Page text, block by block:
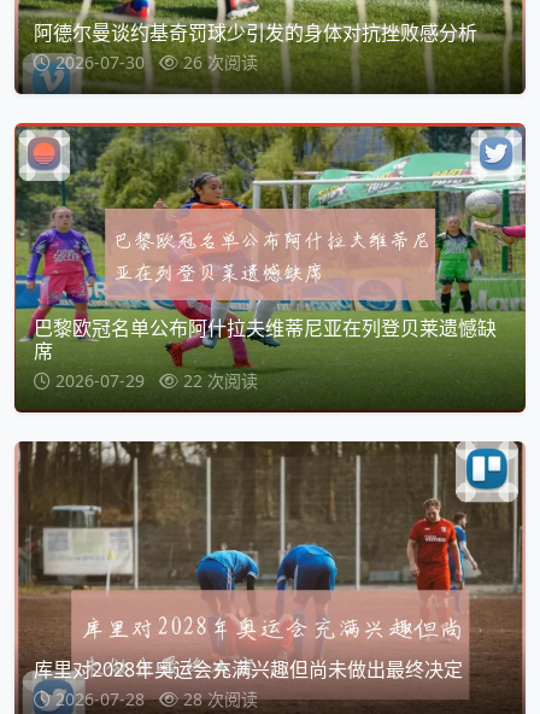
阿德尔曼谈约基奇罚球少引发的身体对抗挫败感分析
2026-07-30 26 次阅读
巴黎欧冠名单公布阿什拉夫维蒂尼亚在列登贝莱遗憾缺
席
2026-07-29 22 次阅读
库里对2028年奥运会充满兴趣但尚未做出最终决定
2026-07-28 28 次阅读